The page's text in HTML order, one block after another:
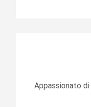
Appassionato